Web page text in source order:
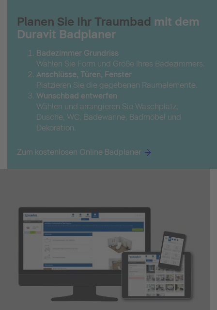
Planen Sie Ihr Traumbad mit dem
Duravit Badplaner
Badezimmer Grundriss
Wählen Sie Form und Größe Ihres Badezimmers.
Anschlüsse, Türen, Fenster
Platzieren Sie die gegebenen Raumelemente.
Wunschbad entwerfen
Wählen und arrangieren Sie Waschplatz,
Dusche, WC, Badewanne, Badmöbel und
Dekoration.
Zum kostenlosen Online Badplaner